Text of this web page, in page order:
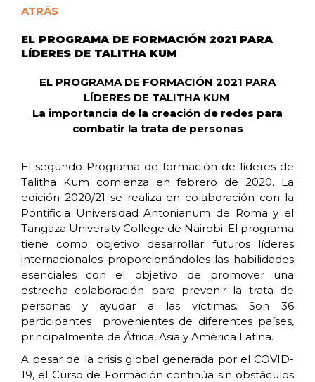
ATRÁS
EL PROGRAMA DE FORMACIÓN 2021 PARA
LÍDERES DE TALITHA KUM
EL PROGRAMA DE FORMACIÓN 2021 PARA
LÍDERES DE TALITHA KUM
La importancia de la creación de redes para
combatir la trata de personas
El segundo Programa de formación de líderes de
Talitha Kum comienza en febrero de 2020. La
edición 2020/21 se realiza en colaboración con la
Pontificia Universidad Antonianum de Roma y el
Tangaza University College de Nairobi. El programa
tiene como objetivo desarrollar futuros líderes
internacionales proporcionándoles las habilidades
esenciales con el objetivo de promover una
estrecha colaboración para prevenir la trata de
personas y ayudar a las víctimas. Son 36
participantes provenientes de diferentes países,
principalmente de África, Asia y América Latina.
A pesar de la crisis global generada por el COVID-
19, el Curso de Formación continúa sin obstáculos